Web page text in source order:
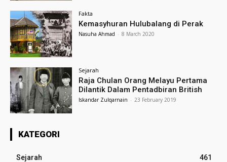
Fakta
Kemasyhuran Hulubalang di Perak
Nasuha Ahmad - 8 March 2020
Sejarah
Raja Chulan Orang Melayu Pertama
Dilantik Dalam Pentadbiran British
Iskandar Zulqarnain - 23 February 2019
KATEGORI
Sejarah 461